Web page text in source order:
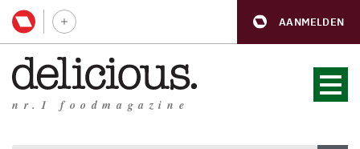
AANMELDEN
nr.1 foodmagazine